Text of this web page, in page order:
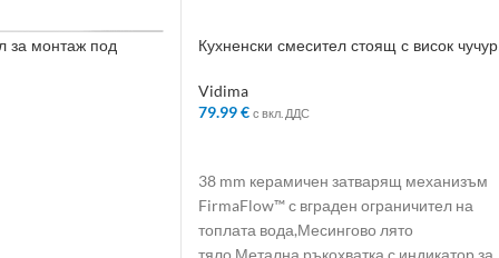
за монтаж под
Кухненски смесител стоящ с висок
Vidima
79.99€ с вкл. ДДС
38 mm керамичен затварящ механизъм
FirmaFlow™ с вграден ограничител на
топлата вода,Месингово лято
тяло,Метална ръкохватка с индикатор за